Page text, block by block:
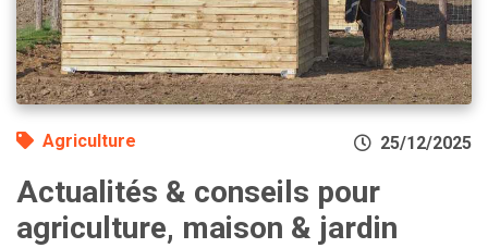
Agriculture 25/12/2025
Actualités & conseils pour
agriculture, maison & jardin